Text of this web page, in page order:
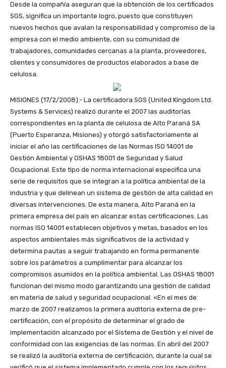
Desde la compañía aseguran que la obtención de los certificados
SGS, significa un importante logro, puesto que constituyen
nuevos hechos que avalan la responsabilidad y compromiso de la
empresa con el medio ambiente, con su comunidad de
trabajadores, comunidades cercanas a la planta, proveedores,
clientes y consumidores de productos elaborados a base de
celulosa.
MISIONES (17/2/2008).- La certificadora SGS (United Kingdom Ltd.
Systems & Services) realizó durante el 2007 las auditorías
correspondientes en la planta de celulosa de Alto Paraná SA
(Puerto Esperanza, Misiones) y otorgó satisfactoriamente al
iniciar el año las certificaciones de las Normas ISO 14001 de
Gestión Ambiental y OSHAS 18001 de Seguridad y Salud
Ocupacional. Este tipo de norma internacional especifica una
serie de requisitos que se integran a la política ambiental de la
industria y que delinean un sistema de gestión de alta calidad en
diversas intervenciones. De esta manera, Alto Paraná en la
primera empresa del país en alcanzar estas certificaciones. Las
normas ISO 14001 establecen objetivos y metas, basados en los
aspectos ambientales más significativos de la actividad y
determina pautas a seguir trabajando en forma permanente
sobre los parámetros a cumplimentar para alcanzar los
compromisos asumidos en la política ambiental. Las OSHAS 18001
funcionan del mismo modo garantizando una gestión de calidad
en materia de salud y seguridad ocupacional. «En el mes de
marzo de 2007 realizamos la primera auditoria externa de pre-
certificación, con el propósito de determinar el grado de
implementación alcanzado por el Sistema de Gestión y el nivel de
conformidad con las exigencias de las normas. En abril del 2007
se realizó la auditoria externa de certificación, durante la cual se